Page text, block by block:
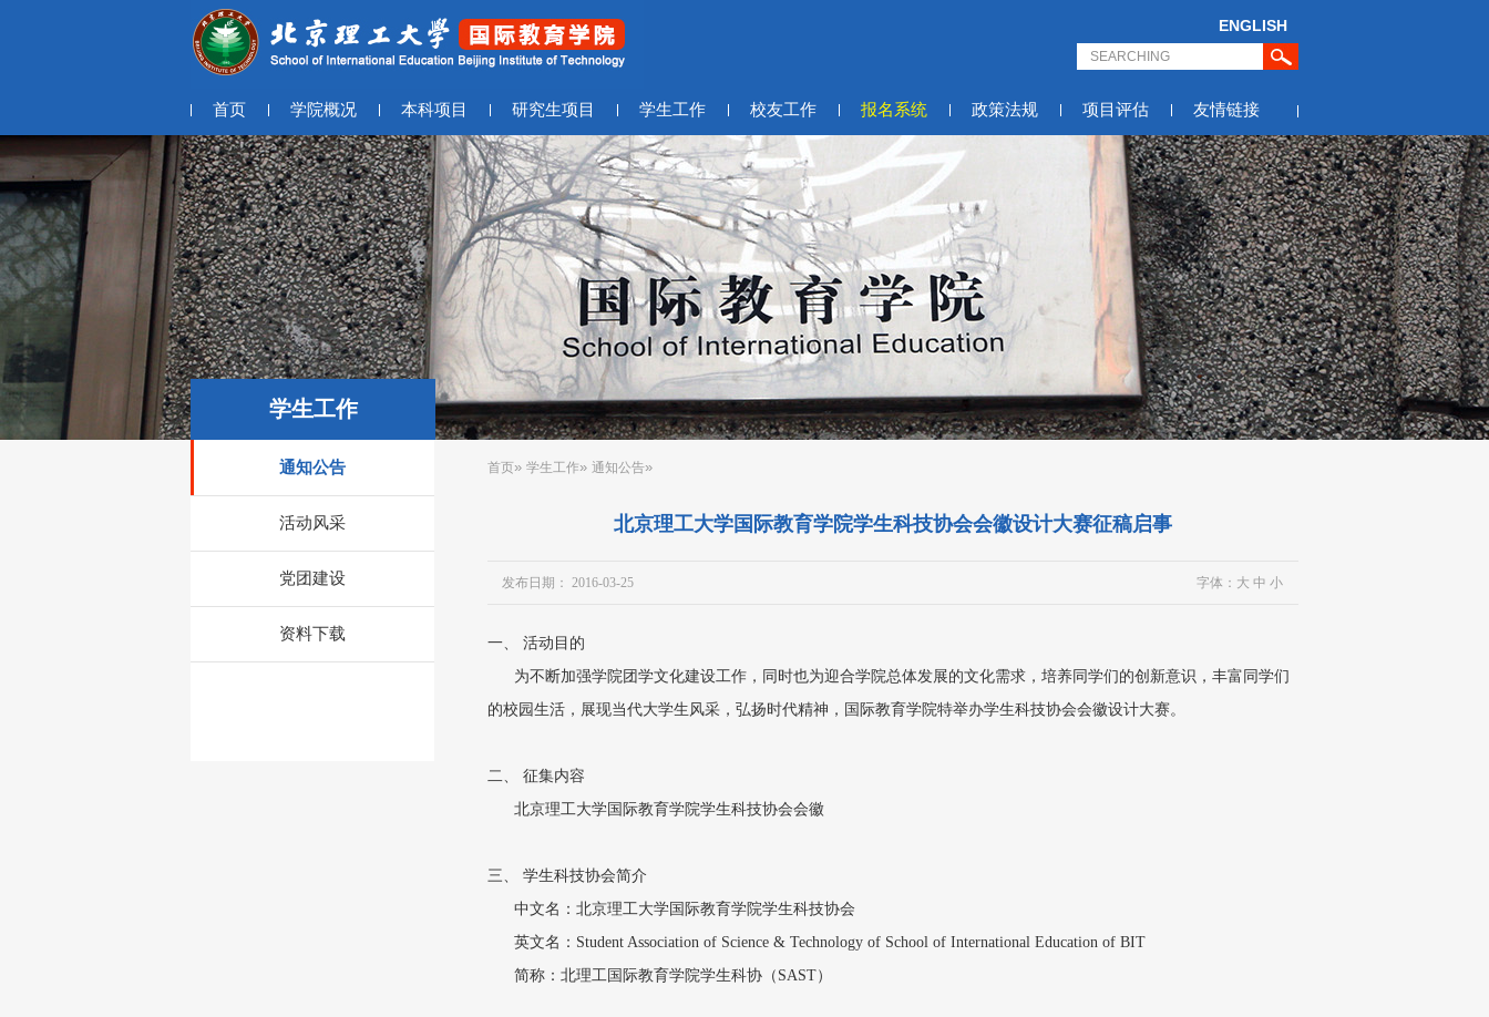
ENGLISH
首页 学院概况 本科项目 研究生项目 学生工作 校友工作 报名系统 政策法规 项目评估 友情链接
学生工作
通知公告
活动风采
党团建设
资料下载
首页» 学生工作» 通知公告»
北京理工大学国际教育学院学生科技协会会徽设计大赛征稿启事
发布日期： 2016-03-25 字体： 大 中 小
一、 活动目的
为不断加强学院团学文化建设工作，同时也为迎合学院总体发展的文化需求，培养同学们的创新意识，丰富同学们
的校园生活，展现当代大学生风采，弘扬时代精神，国际教育学院特举办学生科技协会会徽设计大赛。
二、 征集内容
北京理工大学国际教育学院学生科技协会会徽
三、 学生科技协会简介
中文名：北京理工大学国际教育学院学生科技协会
英文名：Student Association of Science & Technology of School of International Education of BIT
简称：北理工国际教育学院学生科协（SAST）